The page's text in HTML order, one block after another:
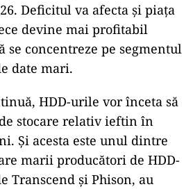
Deficitul va afecta și piața
devine mai profitabil
concentreze pe segmentul
date mari.
HDD-urile vor înceta să
stocare relativ ieftin în
Și acesta este unul dintre
marii producători de HDD-
Transcend și Phison, au